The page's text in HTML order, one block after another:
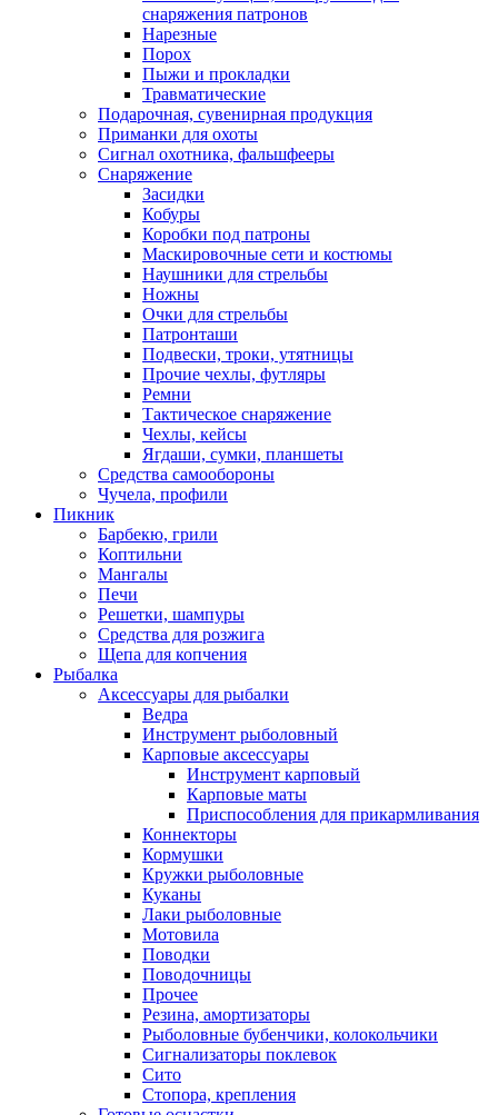
снаряжения патронов
Нарезные
Порох
Пыжи и прокладки
Травматические
Подарочная, сувенирная продукция
Приманки для охоты
Сигнал охотника, фальшфееры
Снаряжение
Засидки
Кобуры
Коробки под патроны
Маскировочные сети и костюмы
Наушники для стрельбы
Ножны
Очки для стрельбы
Патронташи
Подвески, троки, утятницы
Прочие чехлы, футляры
Ремни
Тактическое снаряжение
Чехлы, кейсы
Ягдаши, сумки, планшеты
Средства самообороны
Чучела, профили
Пикник
Барбекю, грили
Коптильни
Мангалы
Печи
Решетки, шампуры
Средства для розжига
Щепа для копчения
Рыбалка
Аксессуары для рыбалки
Ведра
Инструмент рыболовный
Карповые аксессуары
Инструмент карповый
Карповые маты
Приспособления для прикармливания
Коннекторы
Кормушки
Кружки рыболовные
Куканы
Лаки рыболовные
Мотовила
Поводки
Поводочницы
Прочее
Резина, амортизаторы
Рыболовные бубенчики, колокольчики
Сигнализаторы поклевок
Сито
Стопора, крепления